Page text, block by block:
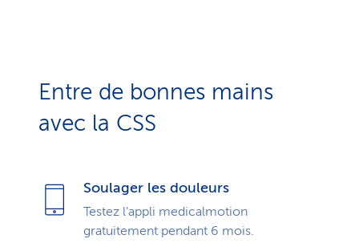
Entre de bonnes mains
avec la CSS
Soulager les douleurs
Testez l’appli medicalmotion
gratuitement pendant 6 mois.